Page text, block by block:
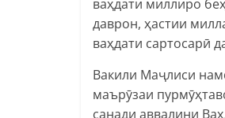
ваҳдати миллиро
даврон, ҳастии
ваҳдати сартосарӣ
Вакили Маҷлиси
маърӯзаи
санади аввалини